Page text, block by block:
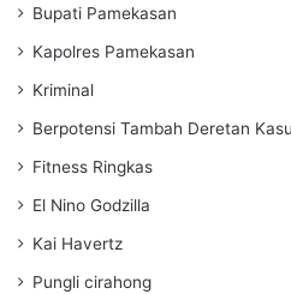
Bupati Pamekasan
Kapolres Pamekasan
Kriminal
Berpotensi Tambah Deretan
Fitness Ringkas
El Nino Godzilla
Kai Havertz
Pungli cirahong